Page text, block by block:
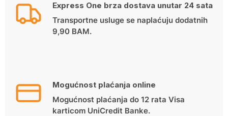
Express One brza dostava unutar 24 sata
Transportne usluge se naplaćuju dodatnih
9,90 BAM.
Mogućnost plaćanja online
Mogućnost plaćanja do 12 rata Visa
karticom UniCredit Banke.